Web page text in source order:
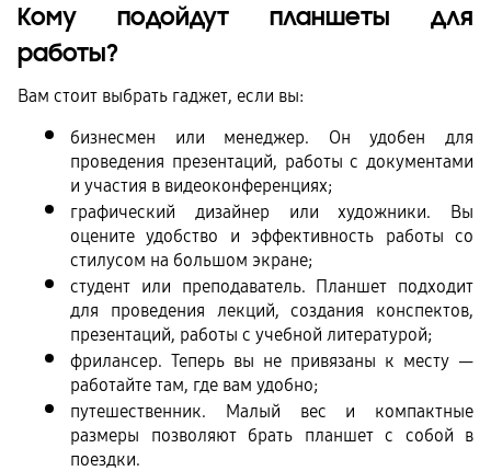
Кому подойдут планшеты для
работы?
Вам стоит выбрать гаджет, если вы:
бизнесмен или менеджер. Он удобен для
проведения презентаций, работы с документами
и участия в видеоконференциях;
графический дизайнер или художники. Вы
оцените удобство и эффективность работы со
стилусом на большом экране;
студент или преподаватель. Планшет подходит
для проведения лекций, создания конспектов,
презентаций, работы с учебной литературой;
фрилансер. Теперь вы не привязаны к месту —
работайте там, где вам удобно;
путешественник. Малый вес и компактные
размеры позволяют брать планшет с собой в
поездки.